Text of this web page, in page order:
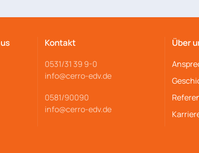
Kontakt
0531/31 39 9-0
info@cerro-edv.de
0581/90090
info@cerro-edv.de
Über